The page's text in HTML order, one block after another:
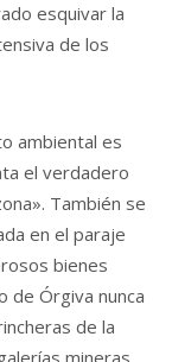
esquivar la
de los
ambiental es
el verdadero
También se
en el paraje
bienes
de Órgiva nunca
de la